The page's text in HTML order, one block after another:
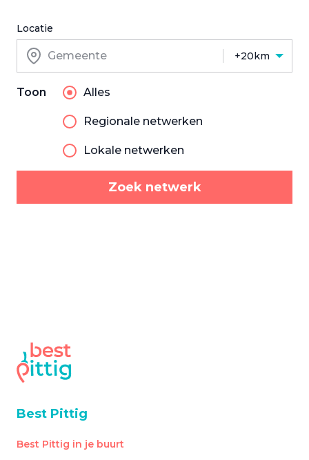
Locatie
+20km
Toon Alles
Regionale netwerken
Lokale netwerken
Zoek netwerk
Best Pittig
Best Pittig in je buurt